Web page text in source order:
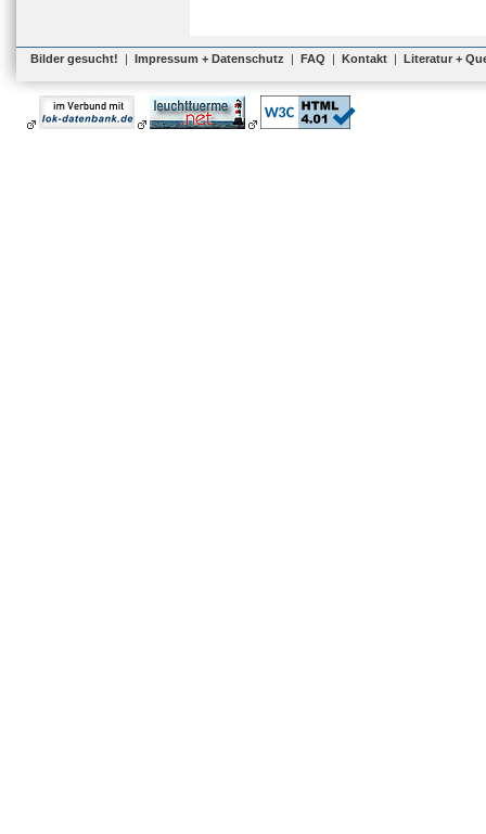
Bilder gesucht! | Impressum + Datenschutz | FAQ | Kontakt | Literatur +